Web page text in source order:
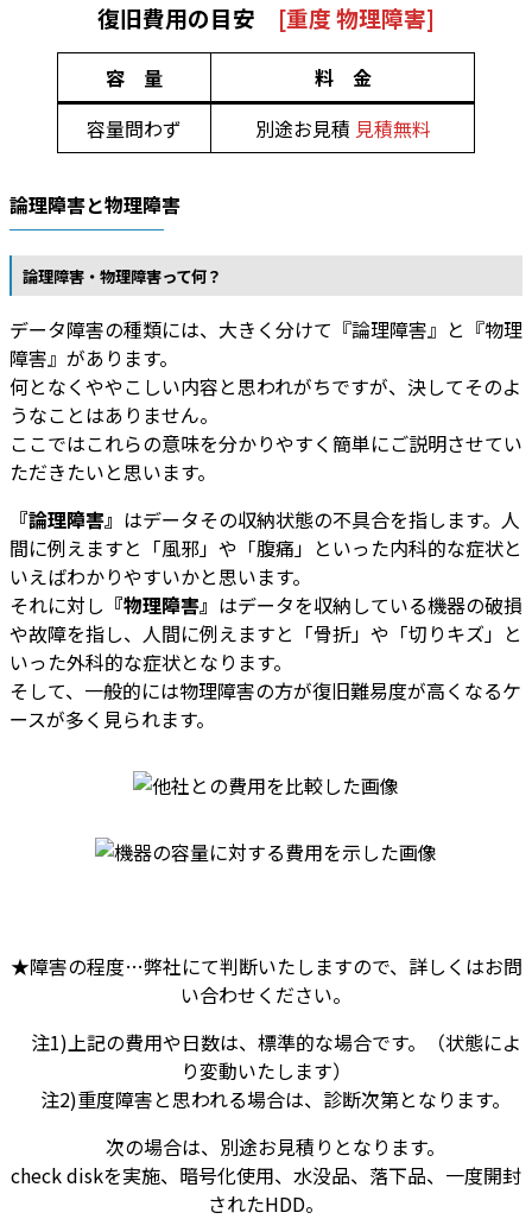
復旧費用の目安 [重度 物理障害]
容 量
料 金
容量問わず
別途お見積 見積無料
論理障害と物理障害
論理障害・物理障害って何？
データ障害の種類には、大きく分けて『論理障害』と『物理
障害』があります。
何となくややこしい内容と思われがちですが、決してそのよ
うなことはありません。
ここではこれらの意味を分かりやすく簡単にご説明させてい
ただきたいと思います。
『論理障害』 はデータその収納状態の不具合を指します。人
間に例えますと「風邪」や「腹痛」といった内科的な症状と
いえばわかりやすいかと思います。
それに対し 『物理障害』 はデータを収納している機器の破損
や故障を指し、人間に例えますと「骨折」や「切りキズ」と
いった外科的な症状となります。
そして、一般的には物理障害の方が復旧難易度が高くなるケ
ースが多く見られます。
★障害の程度…弊社にて判断いたしますので、詳しくはお問
い合わせください。
注1)上記の費用や日数は、標準的な場合です。（状態によ
り変動いたします）
注2)重度障害と思われる場合は、診断次第となります。
次の場合は、別途お見積りとなります。
check diskを実施、暗号化使用、水没品、落下品、一度開封
されたHDD。